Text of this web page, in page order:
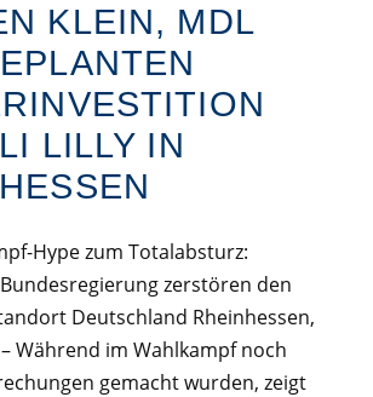
KLEIN, MDL
LILLY IN
Hype zum Totalabsturz:
zerstören den
Deutschland Rheinhessen,
– Während im Wahlkampf noch
gemacht wurden, zeigt